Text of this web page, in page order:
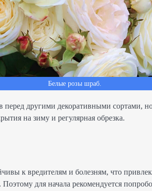
Белые розы шраб.
другими декоративными сортами,
на зиму и регулярная обрезка.
к вредителям и болезням, что
для начала рекомендуется